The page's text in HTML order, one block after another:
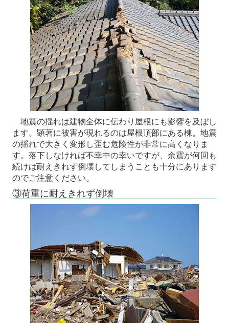
地震の揺れは建物全体に伝わり屋根にも影響を及ぼし
ます。顕著に被害が現れるのは屋根頂部にある棟。地震
の揺れで大きく変形し歪む危険性が非常に高くなりま
す。落下しなければ不幸中の幸いですが、余震が何回も
続けば耐えきれず倒壊してしまうことも十分にあります
のでご注意ください。
③荷重に耐えきれず倒壊